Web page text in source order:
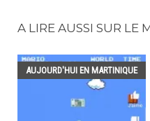
A LIRE AUSSI SUR LE
AUJOURD'HUI EN MARTINIQUE